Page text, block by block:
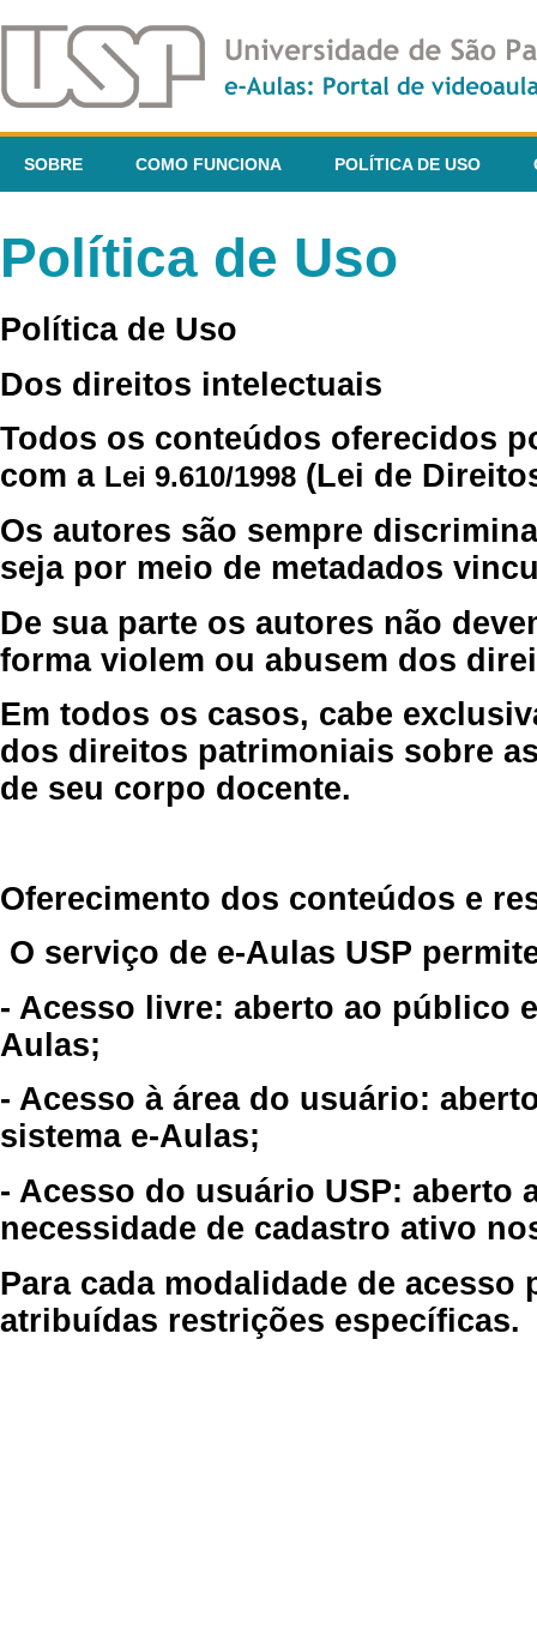
SOBRE COMO FUNCIONA POLÍTICA DE USO
Política de Uso
Política de Uso
Dos direitos intelectuais
Todos os conteúdos oferecidos
com a Lei 9.610/1998 (Lei de
Os autores são sempre
seja por meio de metadados
De sua parte os autores não
forma violem ou abusem dos
Em todos os casos, cabe
dos direitos patrimoniais sobre
de seu corpo docente.
Oferecimento dos conteúdos e
O serviço de e-Aulas USP
- Acesso livre: aberto ao público
Aulas;
- Acesso à área do usuário:
sistema e-Aulas;
- Acesso do usuário USP: aberto
necessidade de cadastro ativo
Para cada modalidade de
atribuídas restrições específicas.